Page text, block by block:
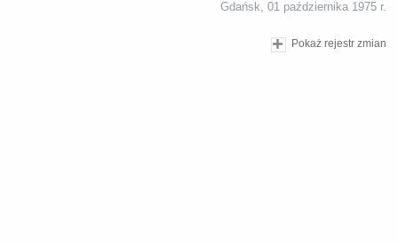
Gdańsk, 01 października 1975 r.
Pokaż rejestr zmian